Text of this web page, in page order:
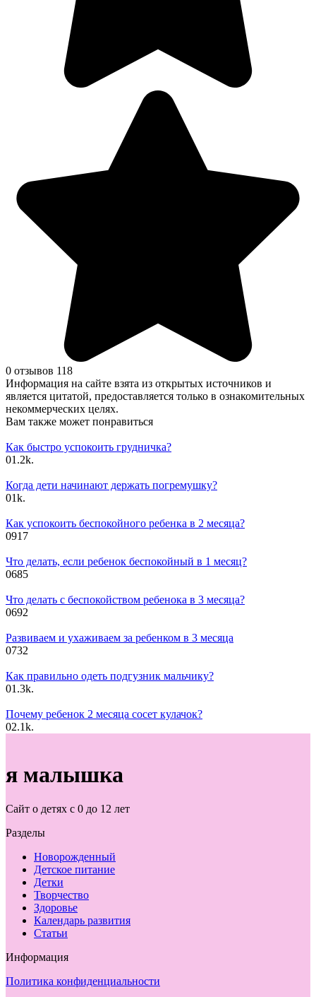
0 отзывов 118
Информация на сайте взята из открытых источников и
является цитатой, предоставляется только в ознакомительных
некоммерческих целях.
Вам также может понравиться
Как быстро успокоить грудничка?
01.2k.
Когда дети начинают держать погремушку?
01k.
Как успокоить беспокойного ребенка в 2 месяца?
0917
Что делать, если ребенок беспокойный в 1 месяц?
0685
Что делать с беспокойством ребенока в 3 месяца?
0692
Развиваем и ухаживаем за ребенком в 3 месяца
0732
Как правильно одеть подгузник мальчику?
01.3k.
Почему ребенок 2 месяца сосет кулачок?
02.1k.
я малышка
Сайт о детях с 0 до 12 лет
Разделы
Новорожденный
Детское питание
Детки
Творчество
Здоровье
Календарь развития
Статьи
Информация
Политика конфиденциальности